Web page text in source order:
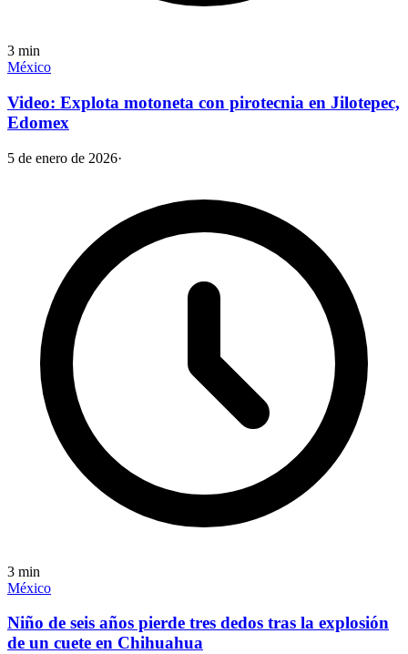
3 min
México
Video: Explota motoneta con pirotecnia en Jilotepec,
Edomex
5 de enero de 2026·
3 min
México
Niño de seis años pierde tres dedos tras la explosión
de un cuete en Chihuahua